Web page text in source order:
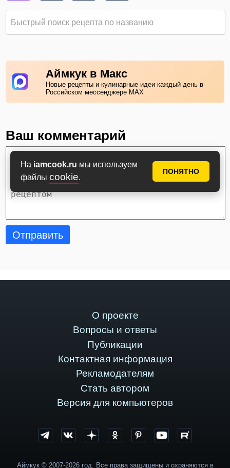
На iamcook.ru мы используем
файлы cookie.
ПОНЯТНО
Аймкук в Макс
Новые рецепты и кулинарные идеи каждый день в
Российском мессенджере MAX
Ваш комментарий
Отправить
О проекте
Вопросы и ответы
Публикации
Контактная информация
Рекламодателям
Стать автором
Версия для компьютеров
Аймкук © 2007-2026 год. Все права защищены и охраняются в